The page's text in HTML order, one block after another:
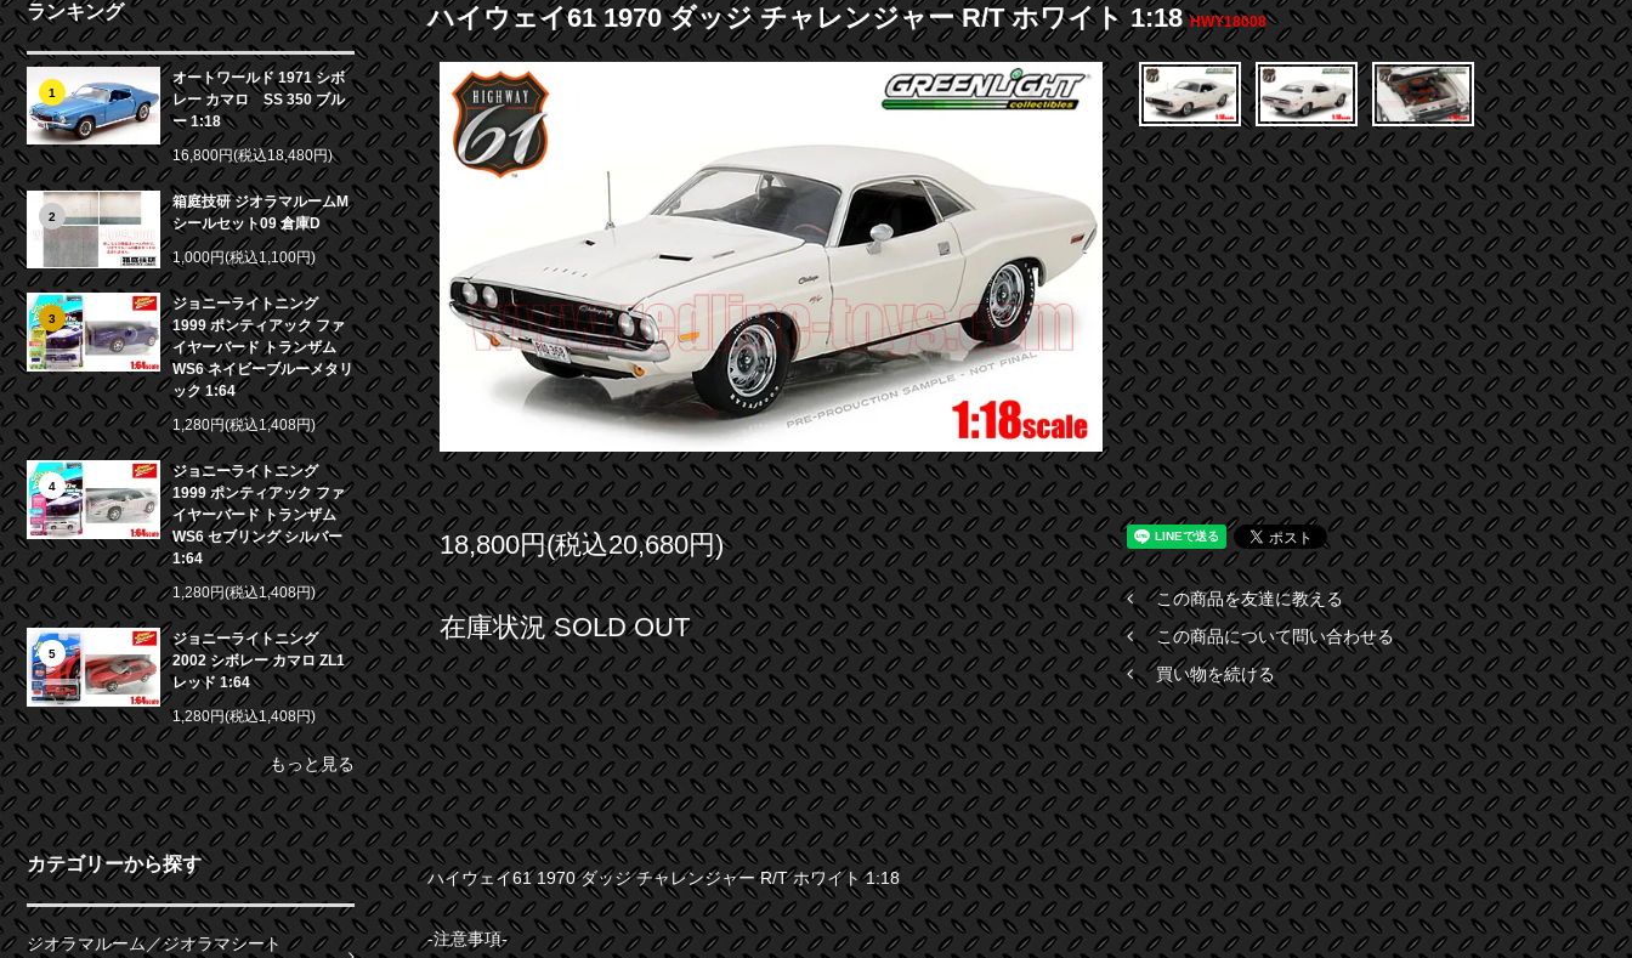
ランキング
1
オートワールド 1971 シボ
レー カマロ SS 350 ブル
ー 1:18
16,800円(税込18,480円)
2
箱庭技研 ジオラマルームM
シールセット09 倉庫D
1,000円(税込1,100円)
3
ジョニーライトニング
1999 ポンティアック ファ
イヤーバード トランザム
WS6 ネイビーブルーメタリ
ック 1:64
1,280円(税込1,408円)
4
ジョニーライトニング
1999 ポンティアック ファ
イヤーバード トランザム
WS6 セブリング シルバー
1:64
1,280円(税込1,408円)
5
ジョニーライトニング
2002 シボレー カマロ ZL1
レッド 1:64
1,280円(税込1,408円)
もっと見る
カテゴリーから探す
ジオラマルーム／ジオラマシート
ハイウェイ61 1970 ダッジ チャレンジャー R/T ホワイト 1:18HWY18008
18,800円(税込20,680円)
在庫状況 SOLD OUT
この商品を友達に教える
この商品について問い合わせる
買い物を続ける
ハイウェイ61 1970 ダッジ チャレンジャー R/T ホワイト 1:18
-注意事項-